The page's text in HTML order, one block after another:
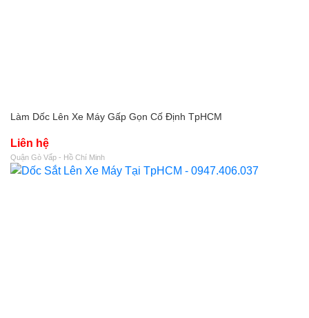
Làm Dốc Lên Xe Máy Gấp Gọn Cố Định TpHCM
Liên hệ
Quận Gò Vấp - Hồ Chí Minh